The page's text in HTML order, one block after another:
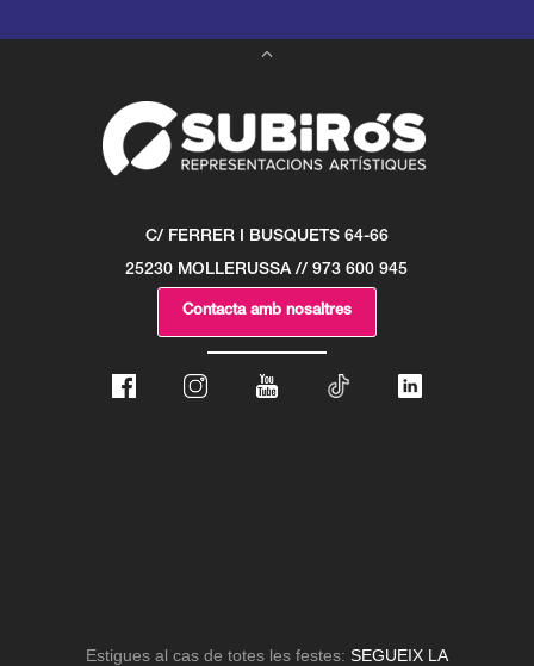
C/ FERRER I BUSQUETS 64-66
25230 MOLLERUSSA // 973 600 945
Contacta amb nosaltres
Estigues al cas de totes les festes: SEGUEIX LA